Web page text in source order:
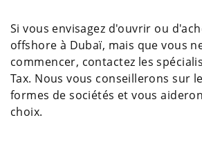
Si vous envisagez d'ouvrir ou
offshore à Dubaï, mais que vous
commencer, contactez les
Tax. Nous vous conseillerons sur
formes de sociétés et vous
choix.